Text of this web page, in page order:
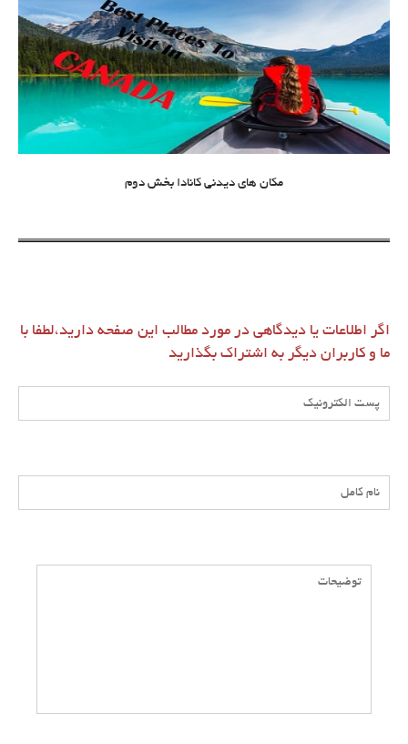
مکان های دیدنی کانادا بخش دوم
اگر اطلاعات یا دیدگاهی در مورد مطالب این صفحه دارید،لطفا با
ما و کاربران دیگر به اشتراک بگذارید